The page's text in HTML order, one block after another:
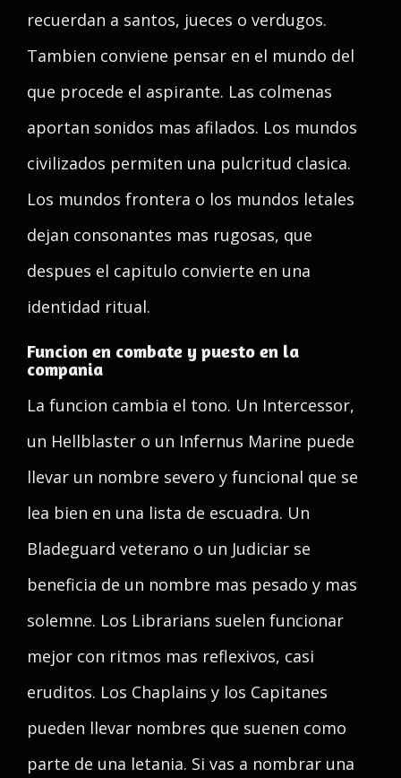
recuerdan a santos, jueces o verdugos.
Tambien conviene pensar en el mundo del
que procede el aspirante. Las colmenas
aportan sonidos mas afilados. Los mundos
civilizados permiten una pulcritud clasica.
Los mundos frontera o los mundos letales
dejan consonantes mas rugosas, que
despues el capitulo convierte en una
identidad ritual.
Funcion en combate y puesto en la
compania
La funcion cambia el tono. Un Intercessor,
un Hellblaster o un Infernus Marine puede
llevar un nombre severo y funcional que se
lea bien en una lista de escuadra. Un
Bladeguard veterano o un Judiciar se
beneficia de un nombre mas pesado y mas
solemne. Los Librarians suelen funcionar
mejor con ritmos mas reflexivos, casi
eruditos. Los Chaplains y los Capitanes
pueden llevar nombres que suenen como
parte de una letania. Si vas a nombrar una